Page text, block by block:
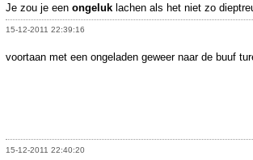
Je zou je een ongeluk lachen als het niet zo
15-12-2011 22:39:16
voortaan met een ongeladen geweer naar de buuf
15-12-2011 22:40:20